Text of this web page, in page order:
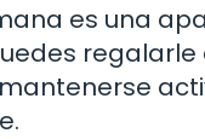
es una
regalarle